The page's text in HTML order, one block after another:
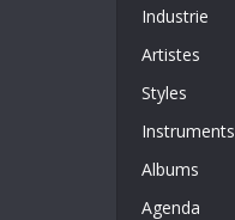
Industrie
Artistes
Styles
Instruments
Albums
Agenda